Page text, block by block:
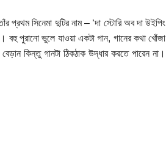
প্রথম সিনেমা দুটির নাম – ‘দা স্টোরি অব দা উইপিং
বহু পুরানো ভুলে যাওয়া একটা গান, গানের কথা খোঁজা
কিন্তু গানটা ঠিকঠাক উদ্ধার করতে পারেন না।